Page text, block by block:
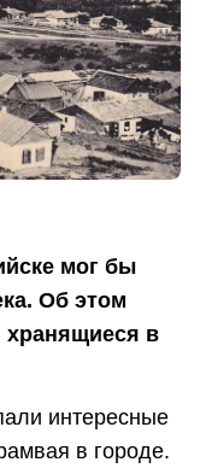
мог бы
Об этом
хранящиеся в
интересные
в городе.